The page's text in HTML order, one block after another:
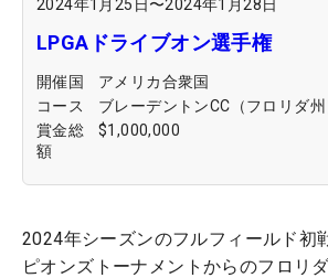
2024年1月25日〜2024年1月28日
LPGAドライブオン選手権
開催国
アメリカ合衆国
コース
ブレーデントンCC（フロリダ州
賞金総
額
$1,000,000
2024年シーズンのフルフィールド初
ピオンズトーナメントからのフロリ